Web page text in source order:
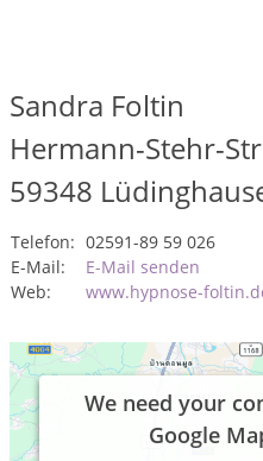
Sandra Foltin
Hermann-Stehr-
59348
Telefon: 02591-89 59 026
E-Mail:
E-Mail senden
Web:
www.hypnose-
We need your
Google